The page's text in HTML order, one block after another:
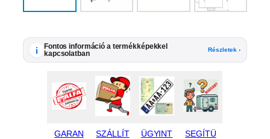
i
Fontos információ a termékképekkel
kapcsolatban
Részletek ›
GARAN
SZÁLLÍT
ÜGYINT
SEGÍTÜ